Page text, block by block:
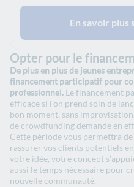
En savoir plus
Opter pour le
De plus en plus de jeunes
financement participatif pour
professionnel. Le financement
efficace si l’on prend soin de
bon moment, sans
de crowdfunding demande en
Cette période vous permettra
rassurer vos clients potentiels
votre idée, votre concept
aussi le temps nécessaire pour
nouvelle communauté.